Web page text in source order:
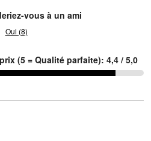
vous à un ami
Oui (8)
(5 = Qualité parfaite): 4,4 / 5,0